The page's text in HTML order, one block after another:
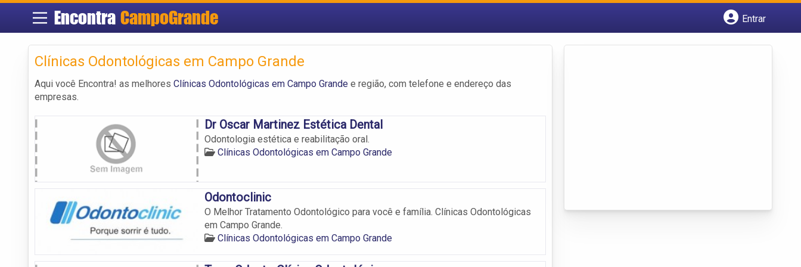
Encontra CampoGrande
Entrar
Clínicas Odontológicas em Campo Grande
Aqui você Encontra! as melhores Clínicas Odontológicas em Campo Grande e região, com telefone e endereço das
empresas.
Dr Oscar Martinez Estética Dental
Odontologia estética e reabilitação oral.
Clínicas Odontológicas em Campo Grande
Odontoclinic
O Melhor Tratamento Odontológico para você e família. Clínicas Odontológicas
em Campo Grande.
Clínicas Odontológicas em Campo Grande